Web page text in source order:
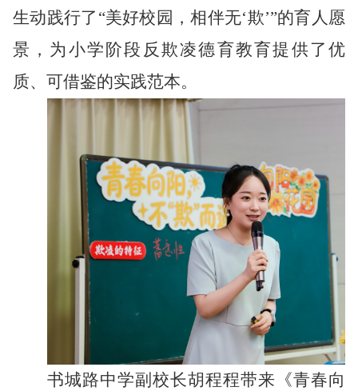
生动践行了 “美好校园，相伴无‘欺’”的育人愿
景，为小学阶段反欺凌德育教育提供了优
质、可借鉴的实践范本。
书城路中学副校长胡程程带来《青春向